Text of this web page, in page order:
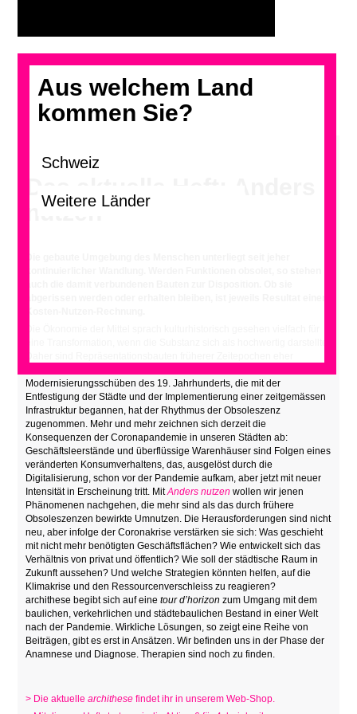
Aus welchem Land
kommen Sie?
nutzen
Modernisierungsschüben des 19. Jahrhunderts, die mit der
Entfestigung der Städte und der Implementierung einer zeitgemässen
Infrastruktur begannen, hat der Rhythmus der Obsoleszenz
zugenommen. Mehr und mehr zeichnen sich derzeit die
Konsequenzen der Coronapandemie in unseren Städten ab:
Geschäftsleerstände und überflüssige Warenhäuser sind Folgen eines
veränderten Konsumverhaltens, das, ausgelöst durch die
Digitalisierung, schon vor der Pandemie aufkam, aber jetzt mit neuer
Intensität in Erscheinung tritt. MitAnders nutzen wollen wir jenen
Phänomenen nachgehen, die mehr sind als das durch frühere
Obsoleszenzen bewirkte Umnutzen. Die Herausforderungen sind nicht
neu, aber infolge der Coronakrise verstärken sie sich: Was geschieht
mit nicht mehr benötigten Geschäftsflächen? Wie entwickelt sich das
Verhältnis von privat und öffentlich? Wie soll der städtische Raum in
Zukunft aussehen? Und welche Strategien könnten helfen, auf die
Klimakrise und den Ressourcenverschleiss zu reagieren?
archithese begibt sich auf einetour d’horizon zum Umgang mit dem
baulichen, verkehrlichen und städtebaulichen Bestand in einer Welt
nach der Pandemie. Wirkliche Lösungen, so zeigt eine Reihe von
Beiträgen, gibt es erst in Ansätzen. Wir befinden uns in der Phase der
Anamnese und Diagnose. Therapien sind noch zu finden.
> Die aktuellearchithese findet ihr in unserem Web-Shop.